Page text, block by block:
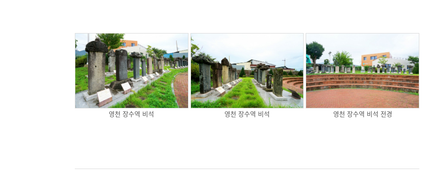
영천 장수역 비석 영천 장수역 비석 영천 장수역 비석 전경